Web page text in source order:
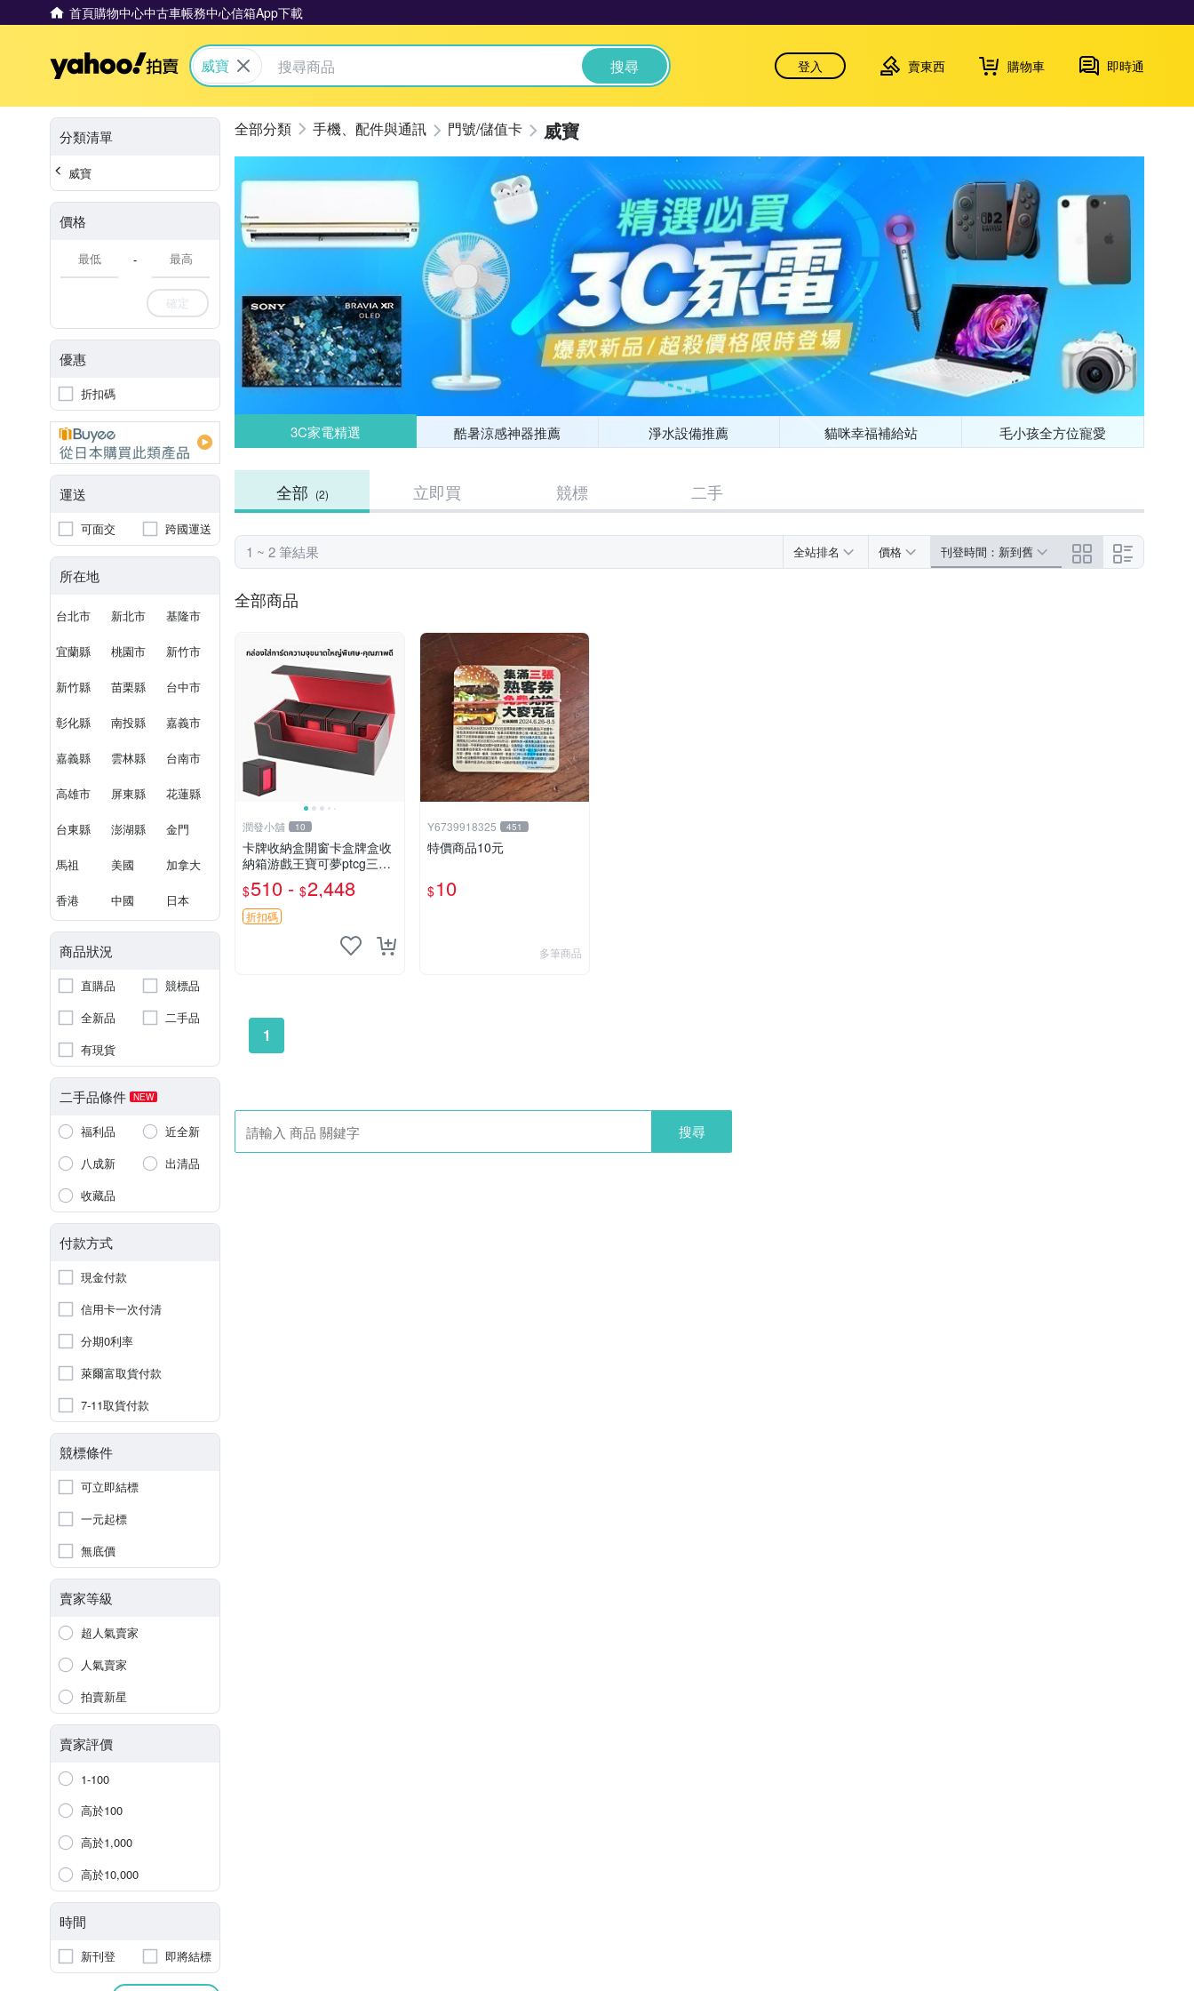
首頁購物中心中古車帳務中心信箱App下載
Yahoo拍賣
威寶 搜尋 登入 賣東西 購物車 即時通
分類清單
威寶
價格
-
確定
優惠
折扣碼
運送
可面交 跨國運送
所在地
台北市 新北市 基隆市
宜蘭縣 桃園市 新竹市
新竹縣 苗栗縣 台中市
彰化縣 南投縣 嘉義市
嘉義縣 雲林縣 台南市
高雄市 屏東縣 花蓮縣
台東縣 澎湖縣 金門
馬祖 美國 加拿大
香港 中國 日本
商品狀況
直購品
競標品
全新品
二手品
有現貨
二手品條件 NEW
福利品
近全新
八成新
出清品
收藏品
付款方式
現金付款
信用卡一次付清
分期0利率
萊爾富取貨付款
7-11取貨付款
競標條件
可立即結標
一元起標
無底價
賣家等級
超人氣賣家
人氣賣家
拍賣新星
賣家評價
1-100
高於100
高於1,000
高於10,000
時間
新刊登 即將結標
手機、配件與通訊 門號/儲值卡 威寶
3C家電精選 酷暑涼感神器推薦 淨水設備推薦 貓咪幸福補給站 毛小孩全方位寵愛
全部 (2) 立即買 競標 二手
1 ~ 2 筆結果 全站排名 價格 刊登時間：新到舊
全部商品
潤發小舖 10
卡牌收納盒開窗卡盒牌盒收
納箱游戲王寶可夢ptcg三國
殺海賊王dtcg
$510 - $2,448
折扣碼
Y6739918325 451
特價商品10元
$10
多筆商品
1
搜尋